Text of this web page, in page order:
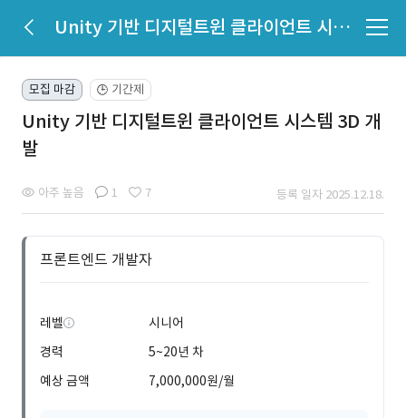
Unity 기반 디지털트윈 클라이언트 시스템 3D 개발
모집 마감 🕒 기간제
Unity 기반 디지털트윈 클라이언트 시스템 3D 개
발
아주 높음 1 7 등록 일자 2025.12.18.
프론트엔드 개발자
레벨
시니어
경력
5~20년 차
예상 금액
7,000,000원/월